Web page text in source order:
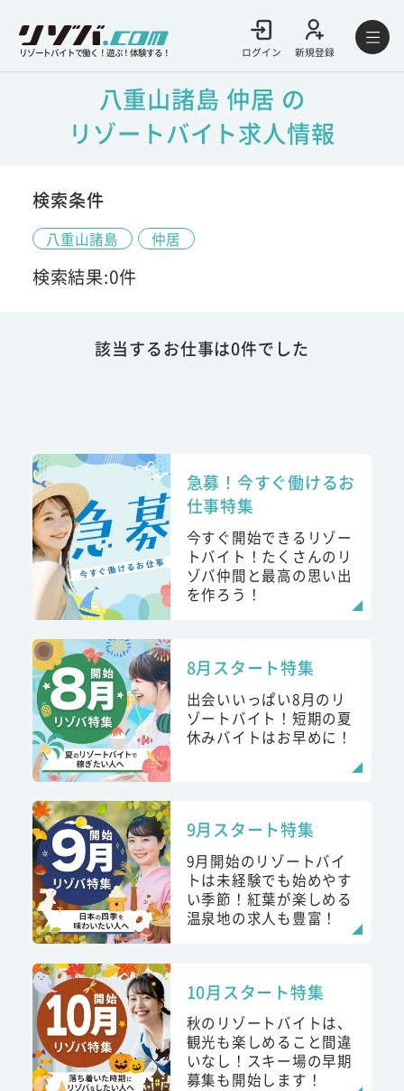
リゾートバイトで働く！遊ぶ！体験する！ ログイン 新規登録
八重山諸島 仲居 の
リゾートバイト求人情報
検索条件
八重山諸島 仲居
検索結果:0件
該当するお仕事は0件でした
急募！今すぐ働けるお
仕事特集
今すぐ開始できるリゾー
トバイト！たくさんのリ
ゾバ仲間と最高の思い出
を作ろう！
8月スタート特集
出会いいっぱい8月のリ
ゾートバイト！短期の夏
休みバイトはお早めに！
9月スタート特集
9月開始のリゾートバイ
トは未経験でも始めやす
い季節！紅葉が楽しめる
温泉地の求人も豊富！
10月スタート特集
秋のリゾートバイトは、
観光も楽しめること間違
いなし！スキー場の早期
募集も開始します！